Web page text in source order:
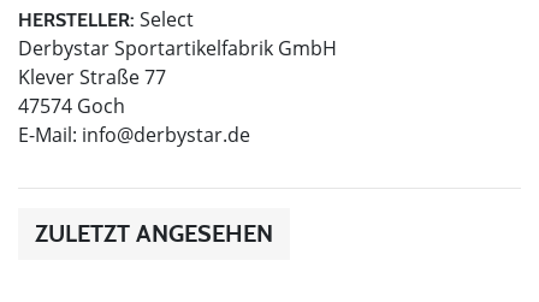
HERSTELLER: Select
Derbystar Sportartikelfabrik GmbH
Klever Straße 77
47574 Goch
E-Mail: info@derbystar.de
ZULETZT ANGESEHEN